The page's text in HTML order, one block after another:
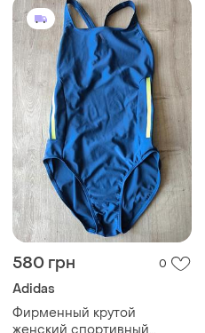
580 грн 0
Adidas
Фирменный крутой